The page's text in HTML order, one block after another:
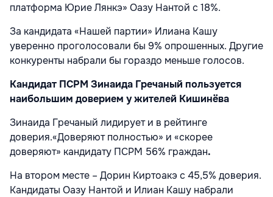
платформа Юрие Лянкэ» Оазу Нантой с 18%.
За кандидата «Нашей партии» Илиана Кашу
уверенно проголосовали бы 9% опрошенных. Другие
конкуренты набрали бы гораздо меньше голосов.
Кандидат ПСРМ Зинаида Гречаный пользуется
наибольшим доверием у жителей Кишинёва
Зинаида Гречаный лидирует и в рейтинге
доверия.«Доверяют полностью» и «скорее
доверяют» кандидату ПСРМ 56% граждан.
На втором месте – Дорин Киртоакэ с 45,5% доверия.
Кандидаты Оазу Нантой и Илиан Кашу набрали